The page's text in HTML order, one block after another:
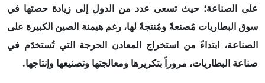
على الصناعة؛ حيث تسعى عدد من الدول إلى زيادة حصتها في
سوق البطاريات مُصنعةً ومُنتجةً لها، رغم هيمنة الصين الكبيرة على
الصناعة، ابتداءً من استخراج المعادن الحرجة التي تُستخدَم في
صناعة البطاريات، مروراً بتكريرها ومعالجتها وتصنيعها وإنتاجها.